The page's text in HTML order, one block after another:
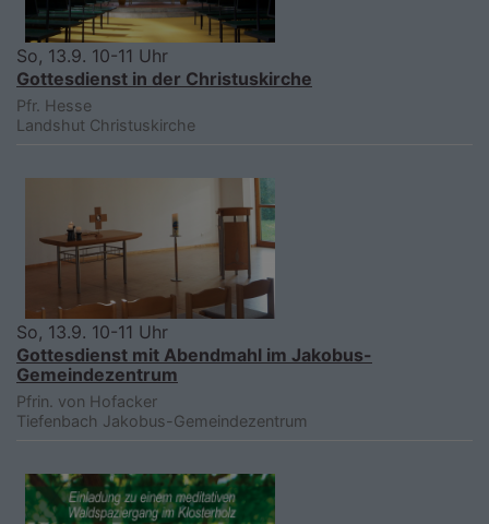
So, 13.9. 10-11 Uhr
Gottesdienst in der Christuskirche
Pfr. Hesse
Landshut Christuskirche
So, 13.9. 10-11 Uhr
Gottesdienst mit Abendmahl im Jakobus-
Gemeindezentrum
Pfrin. von Hofacker
Tiefenbach Jakobus-Gemeindezentrum